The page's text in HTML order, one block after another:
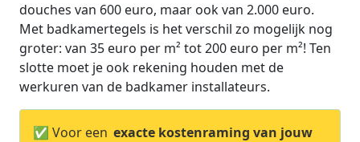
douches van 600 euro, maar ook van 2.000 euro.
Met badkamertegels is het verschil zo mogelijk nog
groter: van 35 euro per m² tot 200 euro per m²! Ten
slotte moet je ook rekening houden met de
werkuren van de badkamer installateurs.
✅ Voor een exacte kostenraming van jouw